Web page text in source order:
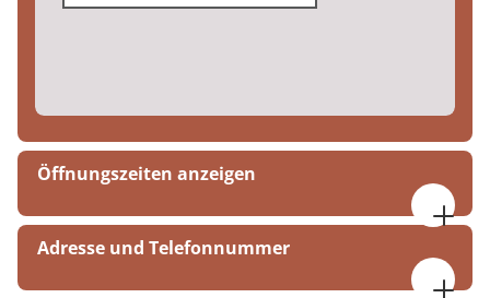
Öffnungszeiten anzeigen
07:30 bis 16:00 Uhr
Adresse und Telefonnummer